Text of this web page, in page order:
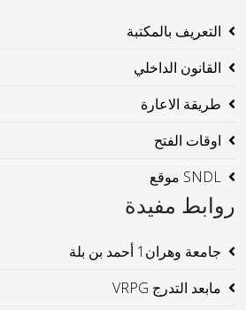
التعريف بالمكتبة
القانون الداخلي
طريقة الاعارة
اوقات الفتح
SNDL موقع
روابط مفيدة
جامعة وهران1 أحمد بن بلة
مابعد التدرج VRPG